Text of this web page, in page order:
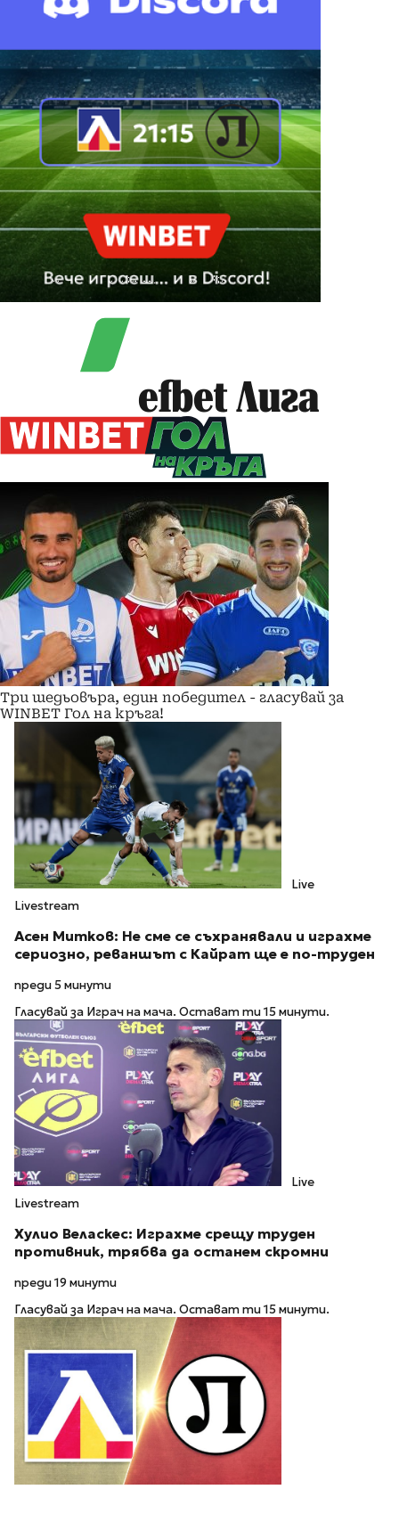
efbet Лига
Три шедьовъра, един победител - гласувай за
WINBET Гол на кръга!
Live
Livestream
Асен Митков: Не сме се съхранявали и играхме
сериозно, реваншът с Кайрат ще е по-труден
преди 5 минути
Гласувай за Играч на мача. Остават ти 15 минути.
Live
Livestream
Хулио Веласкес: Играхме срещу труден
противник, трябва да останем скромни
преди 19 минути
Гласувай за Играч на мача. Остават ти 15 минути.